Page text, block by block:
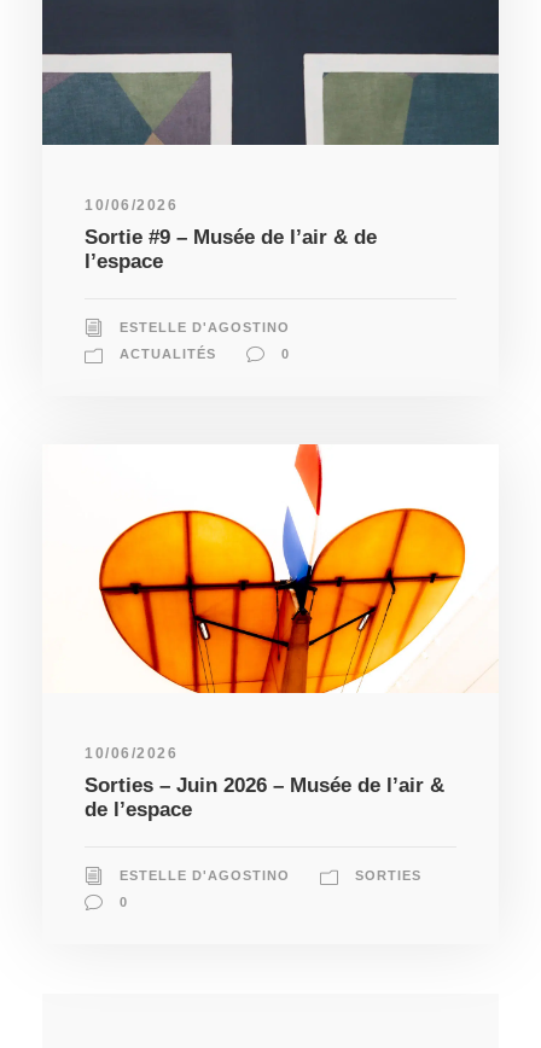
10/06/2026
Sortie #9 – Musée de l’air & de
l’espace
ESTELLE D'AGOSTINO
ACTUALITÉS
0
10/06/2026
Sorties – Juin 2026 – Musée de l’air &
de l’espace
ESTELLE D'AGOSTINO
SORTIES
0